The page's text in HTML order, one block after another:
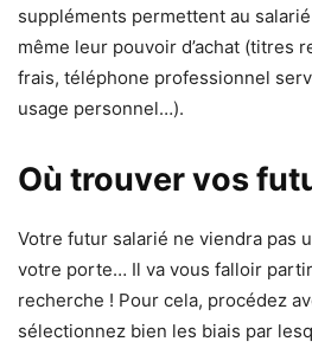
suppléments permettent au
même leur pouvoir d’achat (titres
frais, téléphone professionnel
usage personnel…).
Où trouver vos
Votre futur salarié ne viendra pas
votre porte… Il va vous falloir
recherche ! Pour cela, procédez
sélectionnez bien les biais par